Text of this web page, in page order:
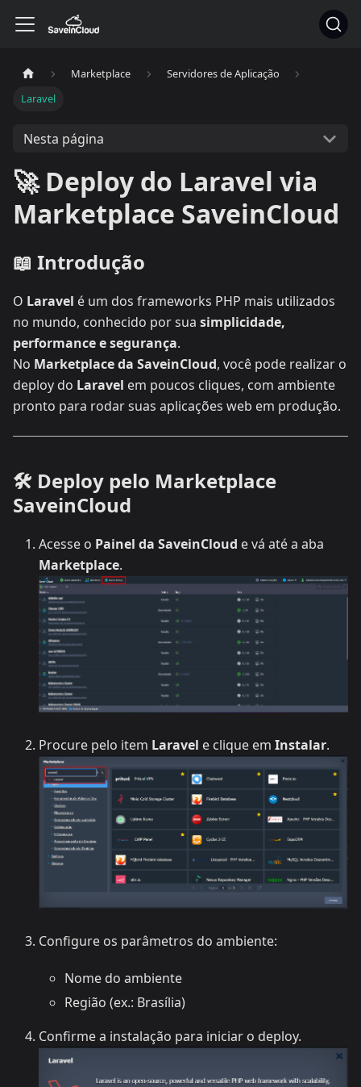
Marketplace
Servidores de Aplicação
Laravel
Nesta página
🚀 Deploy do Laravel via
Marketplace SaveinCloud
📖 Introdução
O Laravel é um dos frameworks PHP mais utilizados
no mundo, conhecido por sua simplicidade,
performance e segurança.
No Marketplace da SaveinCloud, você pode realizar o
deploy do Laravel em poucos cliques, com ambiente
pronto para rodar suas aplicações web em produção.
🛠️ Deploy pelo Marketplace
SaveinCloud
Acesse o Painel da SaveinCloud e vá até a aba
Marketplace.
Procure pelo item Laravel e clique em Instalar.
Configure os parâmetros do ambiente:
Nome do ambiente
Região (ex.: Brasília)
Confirme a instalação para iniciar o deploy.